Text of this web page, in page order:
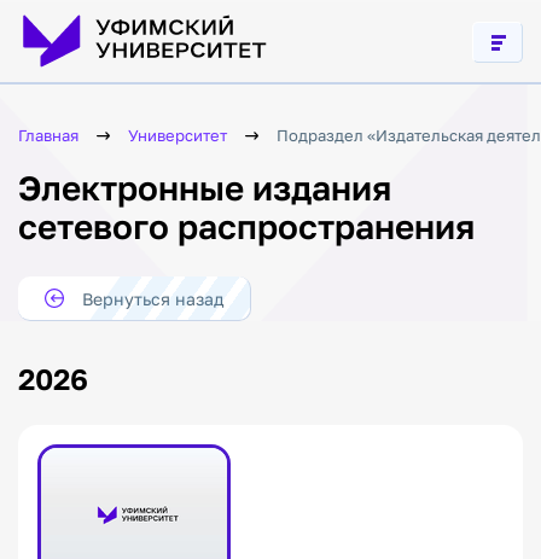
Главная Университет Подраздел «Издательская
Электронные издания
сетевого распространения
Вернуться назад
2026